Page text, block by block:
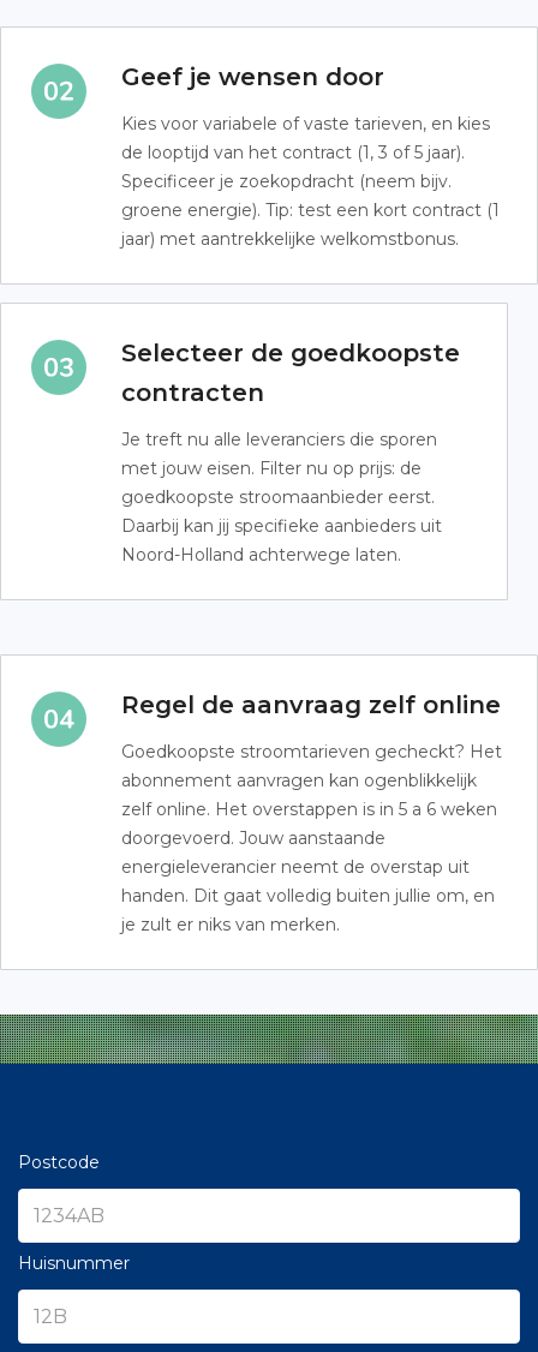
Geef je wensen door
Kies voor variabele of vaste tarieven, en kies
de looptijd van het contract (1, 3 of 5 jaar).
Specificeer je zoekopdracht (neem bijv.
groene energie). Tip: test een kort contract (1
jaar) met aantrekkelijke welkomstbonus.
Selecteer de goedkoopste
contracten
Je treft nu alle leveranciers die sporen
met jouw eisen. Filter nu op prijs: de
goedkoopste stroomaanbieder eerst.
Daarbij kan jij specifieke aanbieders uit
Noord-Holland achterwege laten.
Regel de aanvraag zelf online
Goedkoopste stroomtarieven gecheckt? Het
abonnement aanvragen kan ogenblikkelijk
zelf online. Het overstappen is in 5 a 6 weken
doorgevoerd. Jouw aanstaande
energieleverancier neemt de overstap uit
handen. Dit gaat volledig buiten jullie om, en
je zult er niks van merken.
Postcode
Huisnummer